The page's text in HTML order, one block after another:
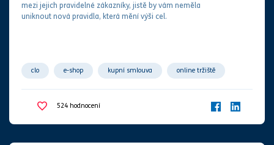
mezi jejich pravidelné zákazníky, jistě by vám neměla
uniknout nová pravidla, která mění výši cel.
clo e-shop kupní smlouva online tržiště
zahraničí
524 hodnocení